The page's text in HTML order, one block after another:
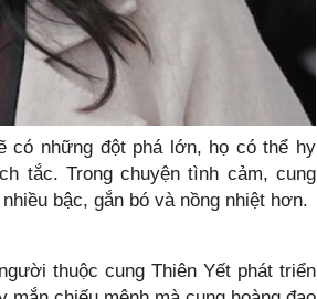
có những đột phá lớn, họ có thể hy
tắc. Trong chuyện tình cảm, cung
bậc, gắn bó và nồng nhiệt hơn.
thuộc cung Thiên Yết phát triển